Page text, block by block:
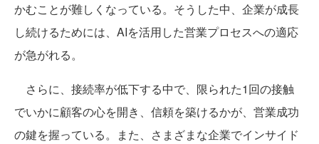
かむことが難しくなっている。そうした中、企業が成長
し続けるためには、AIを活用した営業プロセスへの適応
が急がれる。
さらに、接続率が低下する中で、限られた1回の接触
でいかに顧客の心を開き、信頼を築けるかが、営業成功
の鍵を握っている。また、さまざまな企業でインサイド